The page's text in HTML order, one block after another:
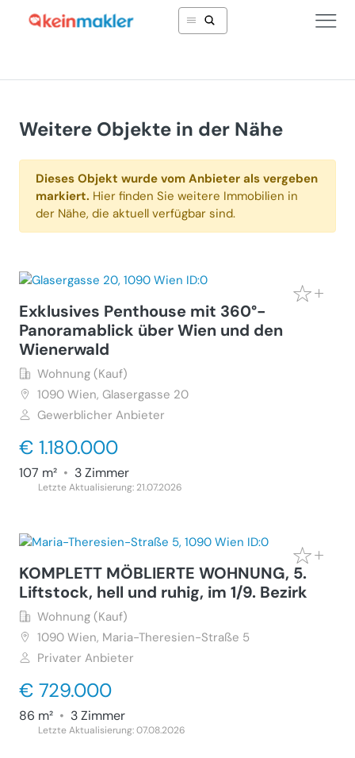
Weitere Objekte in der Nähe
Dieses Objekt wurde vom Anbieter als vergeben
markiert. Hier finden Sie weitere Immobilien in
der Nähe, die aktuell verfügbar sind.
Exklusives Penthouse mit 360°-
Panoramablick über Wien und den
Wienerwald
Wohnung (Kauf)
1090 Wien, Glasergasse 20
Gewerblicher Anbieter
€ 1.180.000
107 m² • 3 Zimmer
Letzte Aktualisierung: 21.07.2026
KOMPLETT MÖBLIERTE WOHNUNG, 5.
Liftstock, hell und ruhig, im 1/9. Bezirk
Wohnung (Kauf)
1090 Wien, Maria-Theresien-Straße 5
Privater Anbieter
€ 729.000
86 m² • 3 Zimmer
Letzte Aktualisierung: 07.08.2026